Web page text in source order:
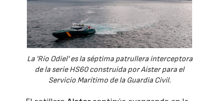
La 'Río Odiel' es la séptima patrullera interceptora
de la serie HS60 construida por Aister para el
Servicio Marítimo de la Guardia Civil.